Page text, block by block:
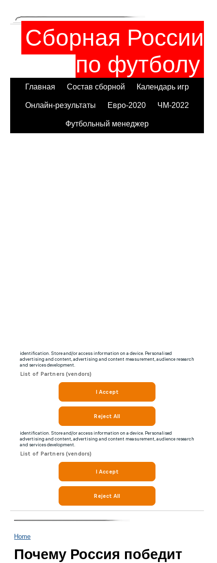
Сборная России
по футболу
Главная Состав сборной Календарь игр
Онлайн-результаты Евро-2020 ЧМ-2022
Футбольный менеджер
Home
Почему Россия победит